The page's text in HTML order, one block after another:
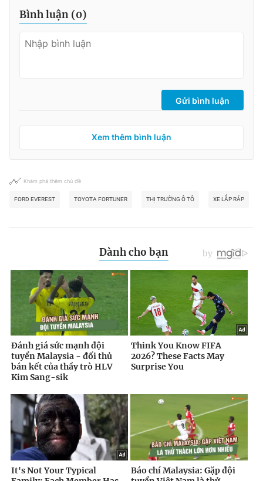
Bình luận (0)
Gửi bình luận
Xem thêm bình luận
Khám phá thêm chủ đề
FORD EVEREST TOYOTA FORTUNER THỊ TRƯỜNG Ô TÔ XE LẮP RÁP